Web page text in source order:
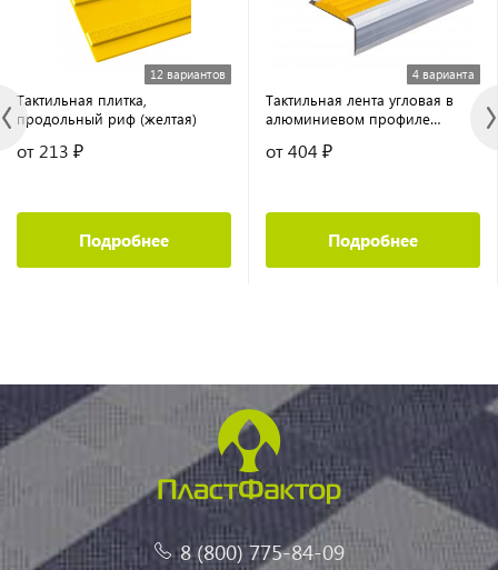
12 вариантов
Тактильная плитка,
продольный риф (желтая)
от 213 ₽
Подробнее
4 варианта
Тактильная лента угловая в
алюминиевом профиле
флуоресцентной ленты
от 404 ₽
Подробнее
8 (800) 775-84-09